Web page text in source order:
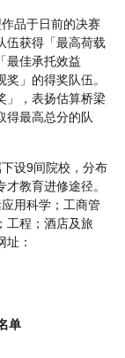
品于日前的决赛
伍获得「最高荷载
最佳承托效益
」的得奖队伍。
」，表扬估算桥梁
得最高总分的队
设9间院校，分布
教育进修途径。
用科学；工商管
工程；酒店及旅
：
单